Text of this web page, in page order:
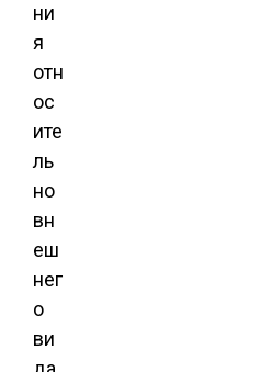
ни
я
отн
ос
ите
ль
но
вн
еш
нег
о
ви